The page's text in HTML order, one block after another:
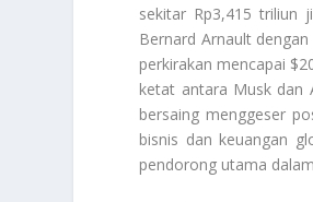
sekitar Rp3,415 triliun
Bernard Arnault
perkirakan mencapai
ketat antara Musk dan
bersaing menggeser
bisnis dan keuangan
pendorong utama